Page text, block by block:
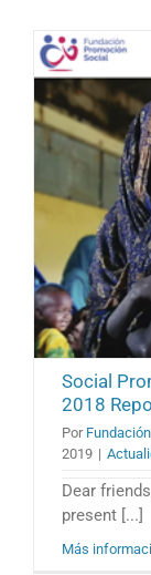
Social
2018
Por
2019 |
Dear
present [...]
Más